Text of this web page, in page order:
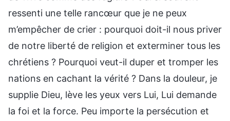
ressenti une telle rancœur que je ne peux
m’empêcher de crier : pourquoi doit-il nous priver
de notre liberté de religion et exterminer tous les
chrétiens ? Pourquoi veut-il duper et tromper les
nations en cachant la vérité ? Dans la douleur, je
supplie Dieu, lève les yeux vers Lui, Lui demande
la foi et la force. Peu importe la persécution et